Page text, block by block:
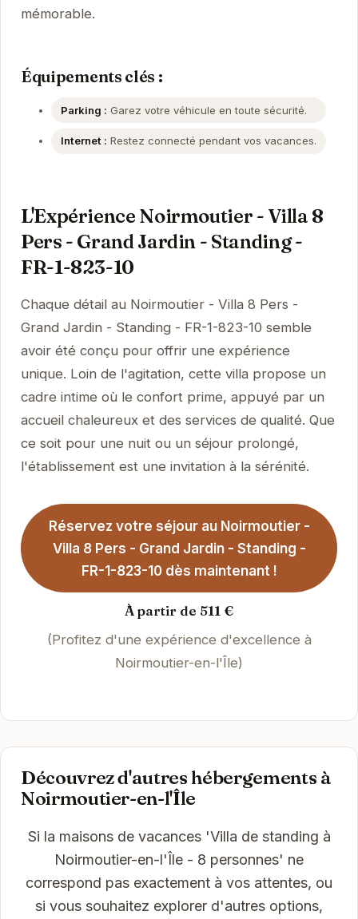
mémorable.
Équipements clés :
Parking : Garez votre véhicule en toute sécurité.
Internet : Restez connecté pendant vos vacances.
L'Expérience Noirmoutier - Villa 8
Pers - Grand Jardin - Standing -
FR-1-823-10
Chaque détail au Noirmoutier - Villa 8 Pers -
Grand Jardin - Standing - FR-1-823-10 semble
avoir été conçu pour offrir une expérience
unique. Loin de l'agitation, cette villa propose un
cadre intime où le confort prime, appuyé par un
accueil chaleureux et des services de qualité. Que
ce soit pour une nuit ou un séjour prolongé,
l'établissement est une invitation à la sérénité.
Réservez votre séjour au Noirmoutier -
Villa 8 Pers - Grand Jardin - Standing -
FR-1-823-10 dès maintenant !
À partir de 511 €
(Profitez d'une expérience d'excellence à
Noirmoutier-en-l'Île)
Découvrez d'autres hébergements à
Noirmoutier-en-l'Île
Si la maisons de vacances 'Villa de standing à
Noirmoutier-en-l'Île - 8 personnes' ne
correspond pas exactement à vos attentes, ou
si vous souhaitez explorer d'autres options,